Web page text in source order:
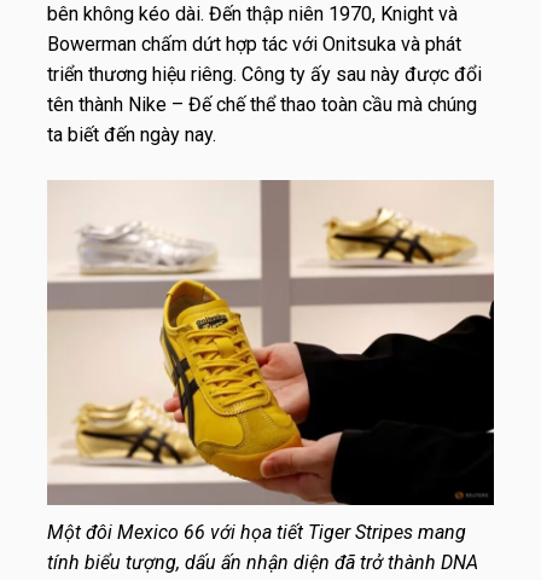
bên không kéo dài. Đến thập niên 1970, Knight và
Bowerman chấm dứt hợp tác với Onitsuka và phát
triển thương hiệu riêng. Công ty ấy sau này được đổi
tên thành Nike – Đế chế thể thao toàn cầu mà chúng
ta biết đến ngày nay.
Một đôi Mexico 66 với họa tiết Tiger Stripes mang
tính biểu tượng, dấu ấn nhận diện đã trở thành DNA